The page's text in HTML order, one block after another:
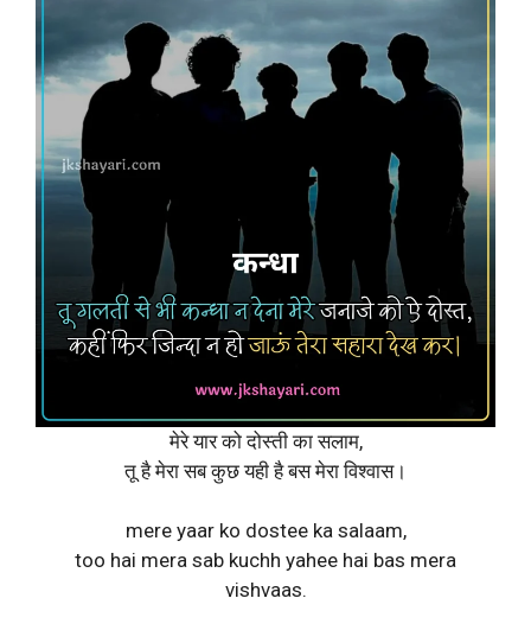
मेरे यार को दोस्ती का सलाम,
तू है मेरा सब कुछ यही है बस मेरा विश्वास।
mere yaar ko dostee ka salaam,
too hai mera sab kuchh yahee hai bas mera
vishvaas.